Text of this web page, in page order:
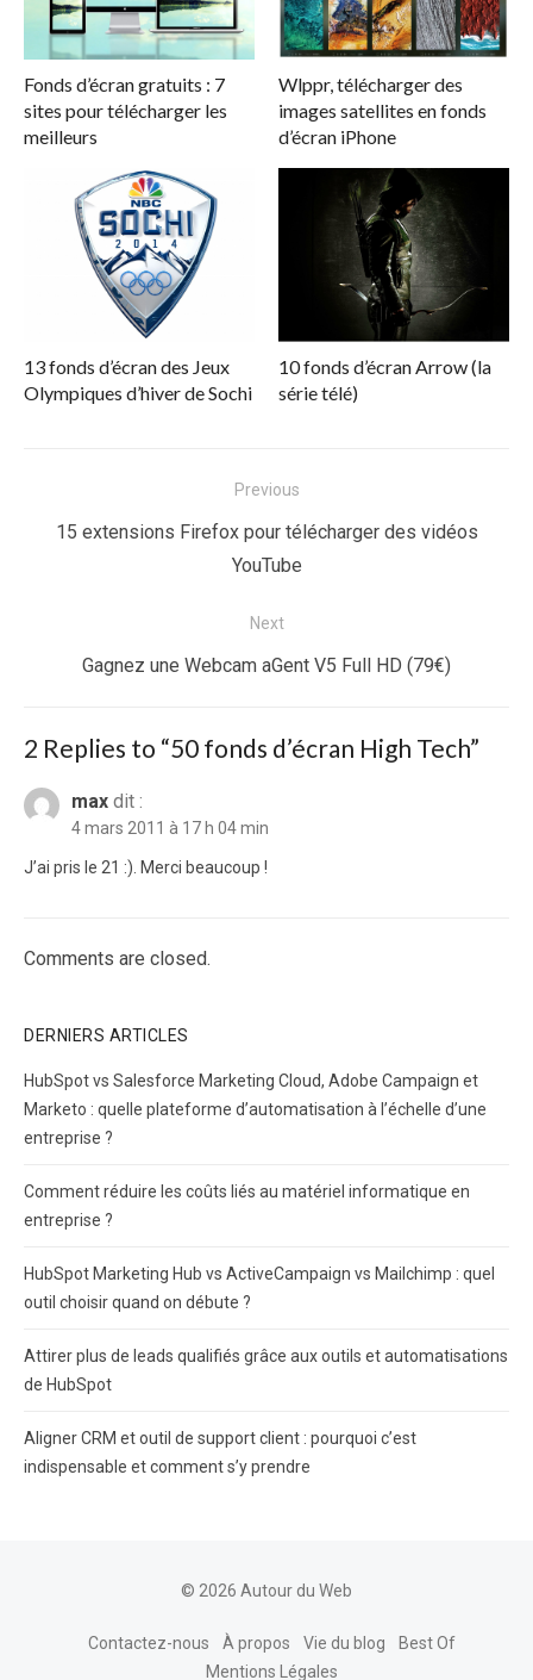
Fonds d’écran gratuits : 7
sites pour télécharger les
meilleurs
Wlppr, télécharger des
images satellites en fonds
d’écran iPhone
13 fonds d’écran des Jeux
Olympiques d’hiver de Sochi
10 fonds d’écran Arrow (la
série télé)
Previous
Previous
15 extensions Firefox pour télécharger des vidéos
YouTube
Next
Next
Gagnez une Webcam aGent V5 Full HD (79€)
2 Replies to “50 fonds d’écran High Tech”
max dit :
4 mars 2011 à 17 h 04 min
J’ai pris le 21 :). Merci beaucoup !
Comments are closed.
DERNIERS ARTICLES
HubSpot vs Salesforce Marketing Cloud, Adobe Campaign et
Marketo : quelle plateforme d’automatisation à l’échelle d’une
entreprise ?
Comment réduire les coûts liés au matériel informatique en
entreprise ?
HubSpot Marketing Hub vs ActiveCampaign vs Mailchimp : quel
outil choisir quand on débute ?
Attirer plus de leads qualifiés grâce aux outils et automatisations
de HubSpot
Aligner CRM et outil de support client : pourquoi c’est
indispensable et comment s’y prendre
© 2026 Autour du Web
Contactez-nous À propos Vie du blog
Best Of
Mentions Légales